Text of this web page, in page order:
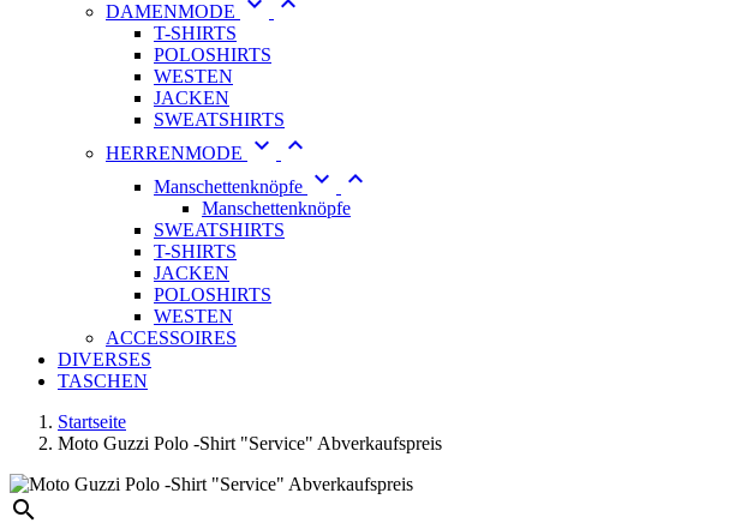
DAMENMODE
T-SHIRTS
POLOSHIRTS
WESTEN
JACKEN
SWEATSHIRTS
HERRENMODE
 
Manschettenknöpfe  
Manschettenknöpfe
SWEATSHIRTS
T-SHIRTS
JACKEN
POLOSHIRTS
WESTEN
ACCESSOIRES
DIVERSES
TASCHEN
Startseite
Moto Guzzi Polo -Shirt "Service" Abverkaufspreis
